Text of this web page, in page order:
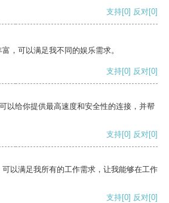
支持[0] 反对[0]
，可以满足我不同的娱乐需求。
支持[0] 反对[0]
以给你提供最高速度和安全性的连接，并帮
支持[0] 反对[0]
以满足我所有的工作需求，让我能够在工作
支持[0] 反对[0]